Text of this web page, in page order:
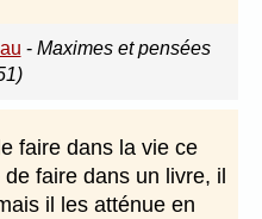
- Maximes et pensées
faire dans la vie ce
faire dans un livre, il
il les atténue en